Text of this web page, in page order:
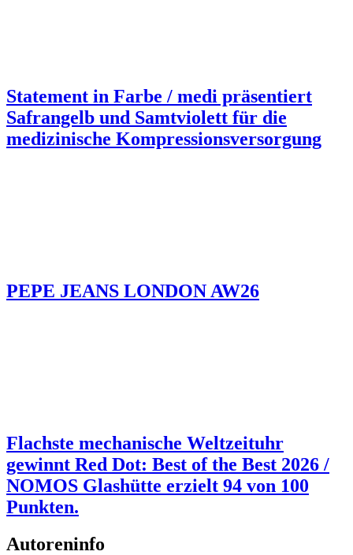
Statement in Farbe / medi präsentiert
Safrangelb und Samtviolett für die
medizinische Kompressionsversorgung
PEPE JEANS LONDON AW26
Flachste mechanische Weltzeituhr
gewinnt Red Dot: Best of the Best 2026 /
NOMOS Glashütte erzielt 94 von 100
Punkten.
Autoreninfo